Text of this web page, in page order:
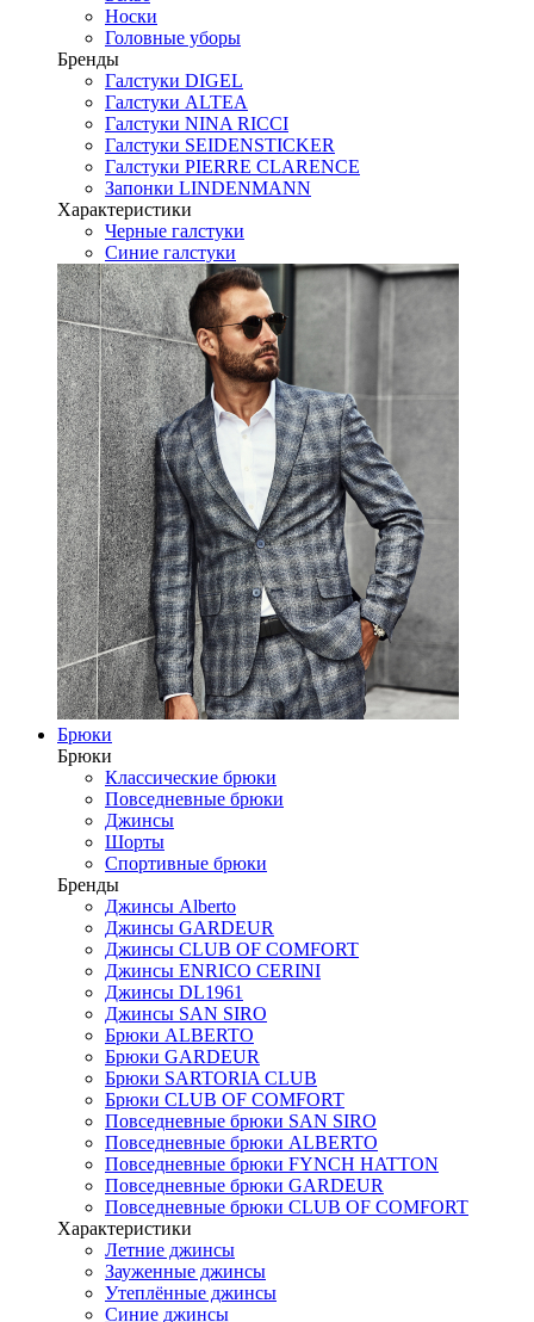
Носки
Головные уборы
Бренды
Галстуки DIGEL
Галстуки ALTEA
Галстуки NINA RICCI
Галстуки SEIDENSTICKER
Галстуки PIERRE CLARENCE
Запонки LINDENMANN
Характеристики
Черные галстуки
Синие галстуки
Брюки
Брюки
Классические брюки
Повседневные брюки
Джинсы
Шорты
Спортивные брюки
Бренды
Джинсы Alberto
Джинсы GARDEUR
Джинсы CLUB OF COMFORT
Джинсы ENRICO CERINI
Джинсы DL1961
Джинсы SAN SIRO
Брюки ALBERTO
Брюки GARDEUR
Брюки SARTORIA CLUB
Брюки CLUB OF COMFORT
Повседневные брюки SAN SIRO
Повседневные брюки ALBERTO
Повседневные брюки FYNCH HATTON
Повседневные брюки GARDEUR
Повседневные брюки CLUB OF COMFORT
Характеристики
Летние джинсы
Зауженные джинсы
Утеплённые джинсы
Синие джинсы